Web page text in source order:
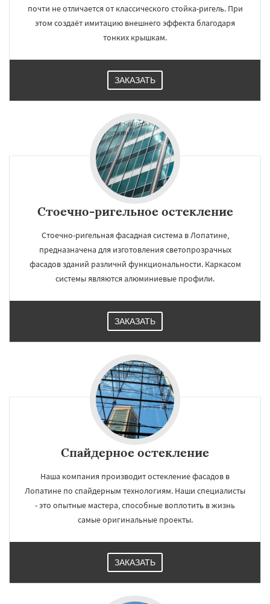
почти не отличается от классического стойка-ригель. При
этом создаёт имитацию внешнего эффекта благодаря
тонких крышкам.
ЗАКАЗАТЬ
Стоечно-ригельное остекление
Стоечно-ригельная фасадная система в Лопатине,
предназначена для изготовления светопрозрачных
фасадов зданий различнй функциональности. Каркасом
системы являются алюминиевые профили.
ЗАКАЗАТЬ
Спайдерное остекление
Наша компания производит остекление фасадов в
Лопатине по спайдерным технологиям. Наши специалисты
- это опытные мастера, способные воплотить в жизнь
самые оригинальные проекты.
ЗАКАЗАТЬ